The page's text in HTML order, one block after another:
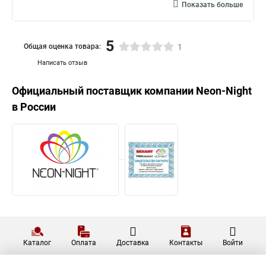
Показать больше
Написать отзыв
Общая оценка товара: 5 1
Официальный поставщик компании Neon-Night
в России
Каталог Оплата Доставка Контакты Войти